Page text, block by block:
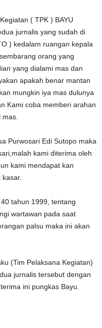
( TPK ) BAYU
jurnalis yang sudah di
) kedalam ruangan kepala
orang yang
yang dialami mas dan
apakah benar mantan
mungkin iya mas dulunya
Kami coba memberi arahan
Purwosari Edi Sutopo maka
kami diterima oleh
kami mendapat kan
tahun 1999, tentang
wartawan pada saat
palsu maka ini akan
(Tim Pelaksana Kegiatan)
jurnalis tersebut dengan
ini pungkas Bayu.